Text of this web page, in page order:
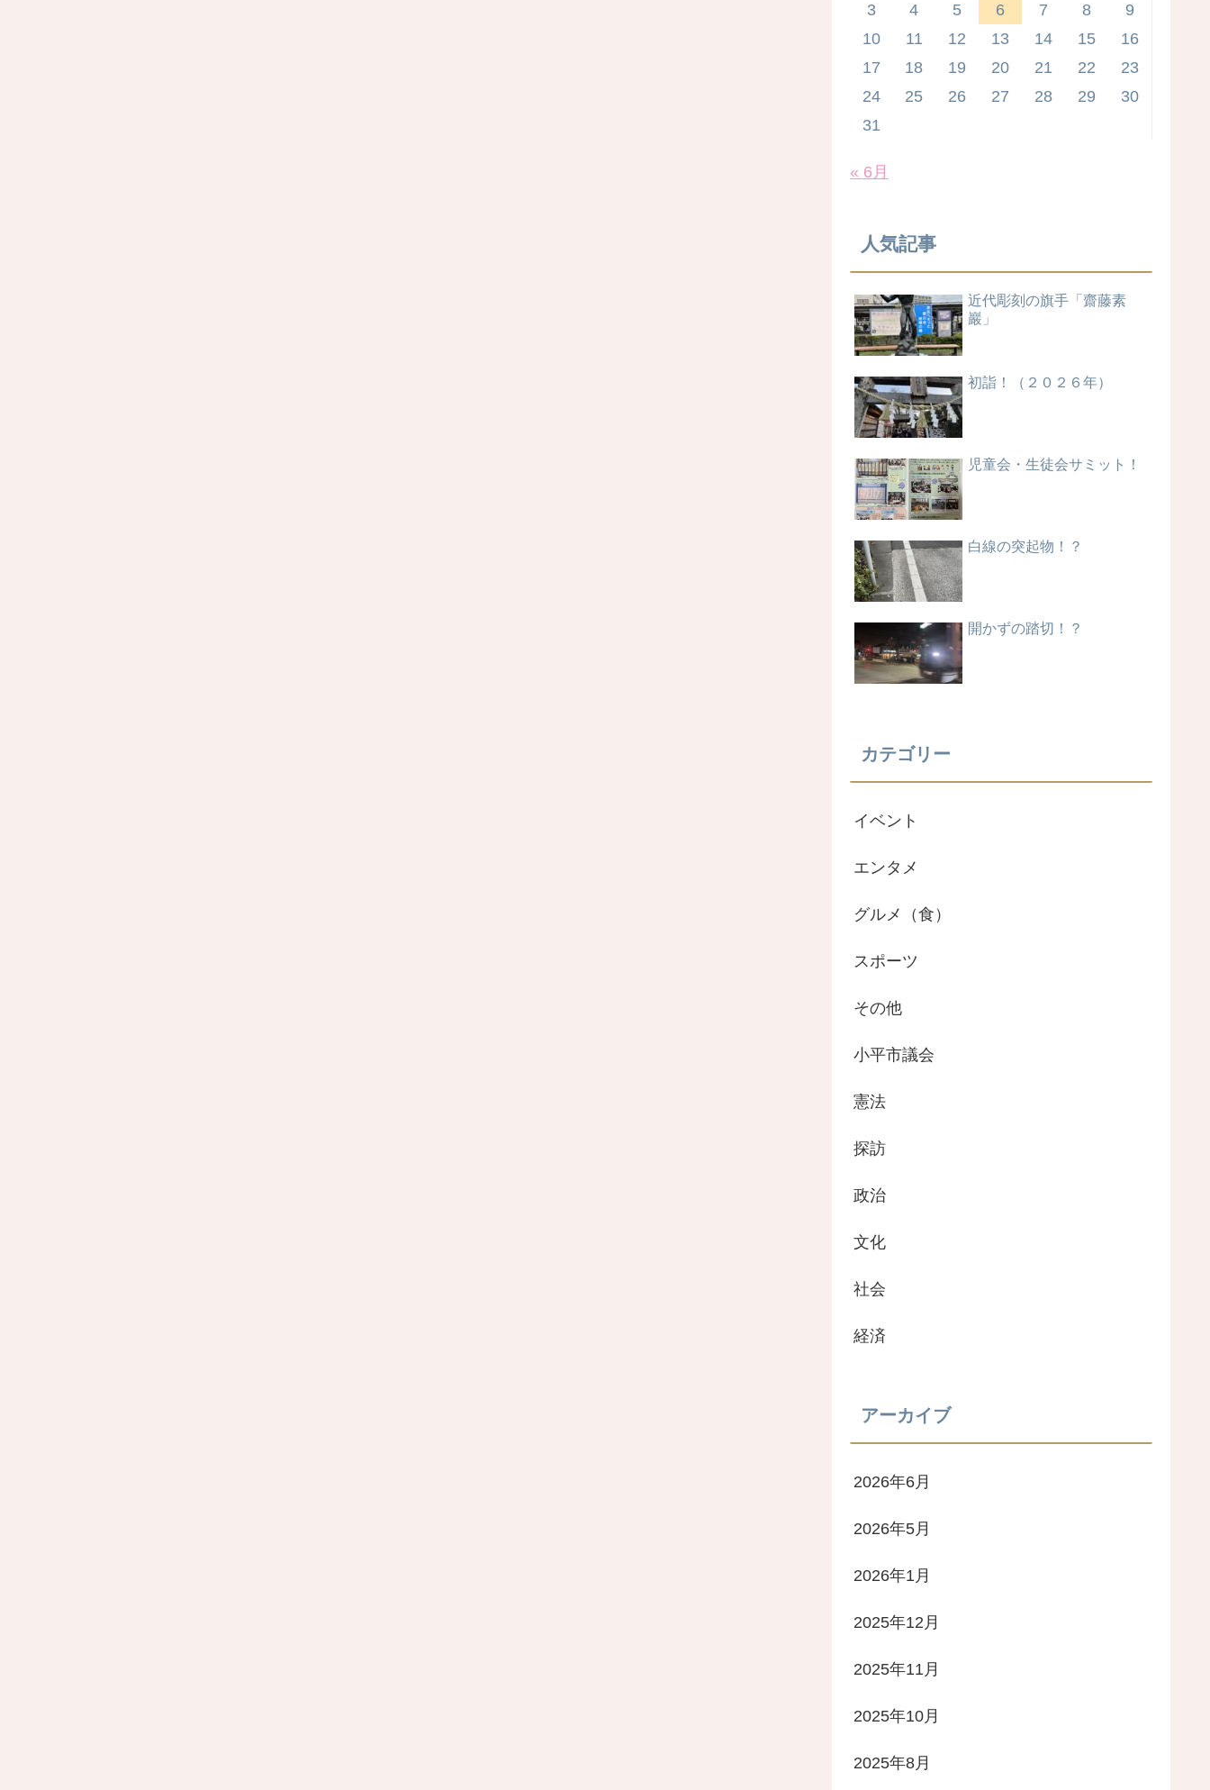
3
4 5 6 7 8
9
10
11 12 13 14 15
16
17
18 19 20 21 22
23
24
25 26 27 28 29
30
31
« 6月
人気記事
近代彫刻の旗手「齋藤素
巖」
初詣！（２０２６年）
児童会・生徒会サミット！
白線の突起物！？
開かずの踏切！？
カテゴリー
イベント
エンタメ
グルメ（食）
スポーツ
その他
小平市議会
憲法
探訪
政治
文化
社会
経済
アーカイブ
2026年6月
2026年5月
2026年1月
2025年12月
2025年11月
2025年10月
2025年8月